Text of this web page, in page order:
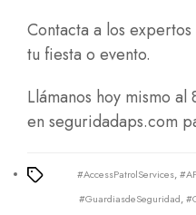
Contacta a los
tu fiesta o evento.
Llámanos hoy mismo
en seguridadaps.com
Tags
#AccessPatrolServices,
#GuardiasdeSeguridad,